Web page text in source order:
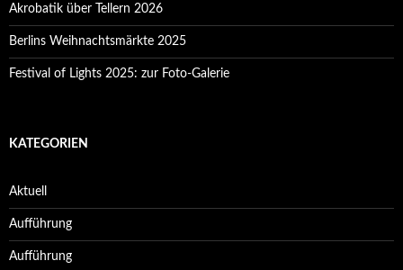
Akrobatik über Tellern 2026
Berlins Weihnachtsmärkte 2025
Festival of Lights 2025: zur Foto-Galerie
KATEGORIEN
Aktuell
Aufführung
Aufführung